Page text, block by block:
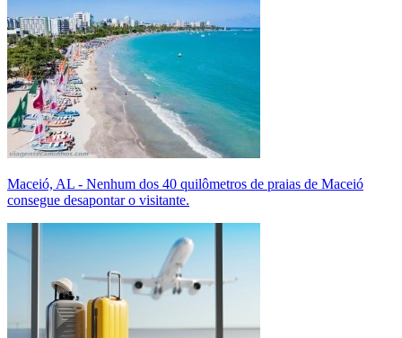
Maceió, AL - Nenhum dos 40 quilômetros de praias de Maceió
consegue desapontar o visitante.